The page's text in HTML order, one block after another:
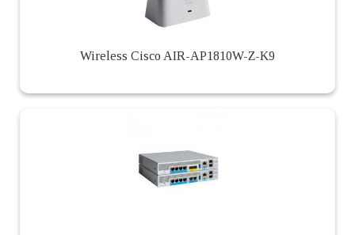
Wireless Cisco AIR-AP1810W-Z-K9